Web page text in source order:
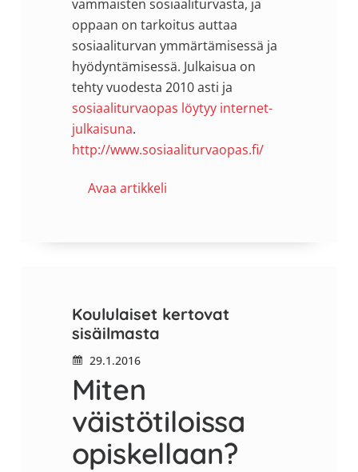
vammaisten sosiaaliturvasta, ja
oppaan on tarkoitus auttaa
sosiaaliturvan ymmärtämisessä ja
hyödyntämisessä. Julkaisua on
tehty vuodesta 2010 asti ja
sosiaaliturvaopas löytyy internet-
julkaisuna.
http://www.sosiaaliturvaopas.fi/
Avaa artikkeli
Koululaiset kertovat
sisäilmasta
29.1.2016
Miten
väistötiloissa
opiskellaan?